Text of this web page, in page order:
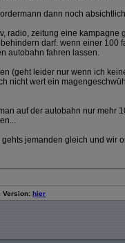
dann noch
radio, zeitung eine kampagne
darf. wenn einer 100
autobahn fahren lassen.
(geht leider nur wenn ich
nicht wert ein
auf der autobahn nur mehr
jemanden gleich und wir
Version: hier